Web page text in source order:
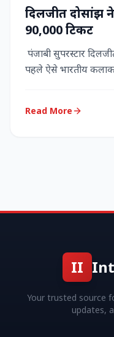
दिलजीत दोसांझ
90,000 टिकट
पंजाबी सुपरस्टार
पहले ऐसे भारतीय
Read More
II
Your trusted source
updates,